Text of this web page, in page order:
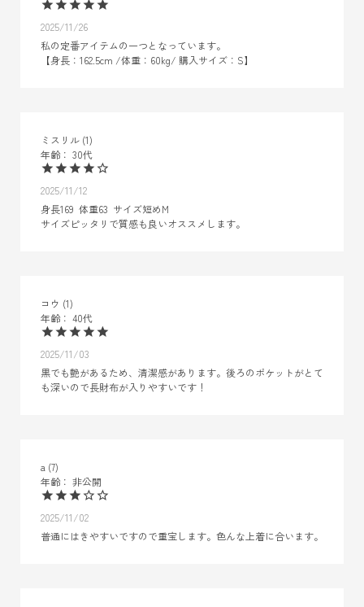
2025/11/26
私の定番アイテムの一つとなっています。
【身長：162.5cm /体重：60kg/ 購入サイズ：S】
ミスリル 1
30代
2025/11/12
身長169  体重63  サイズ短めM
サイズピッタリで質感も良いオススメします。
コウ 1
40代
2025/11/03
黒でも艶があるため、清潔感があります。後ろのポケットがとて
も深いので長財布が入りやすいです！
a 7
非公開
2025/11/02
普通にはきやすいですので重宝します。色んな上着に合います。